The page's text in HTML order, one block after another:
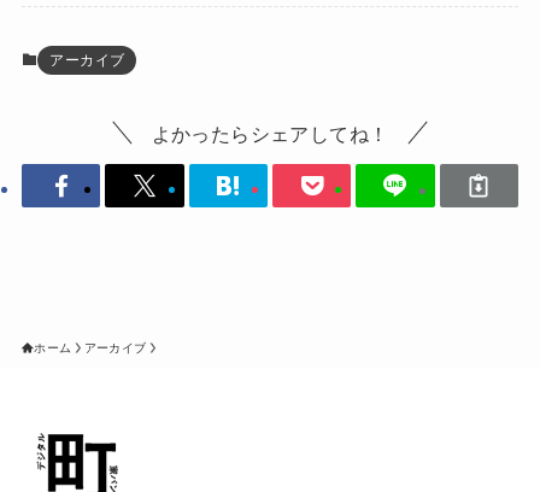
アーカイブ
よかったらシェアしてね！
ホーム アーカイブ